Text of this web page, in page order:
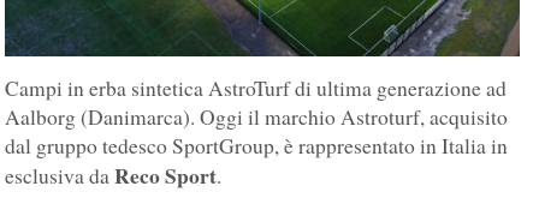
Campi in erba sintetica AstroTurf di ultima generazione ad
Aalborg (Danimarca). Oggi il marchio Astroturf, acquisito
dal gruppo tedesco SportGroup, è rappresentato in Italia in
esclusiva daReco Sport.